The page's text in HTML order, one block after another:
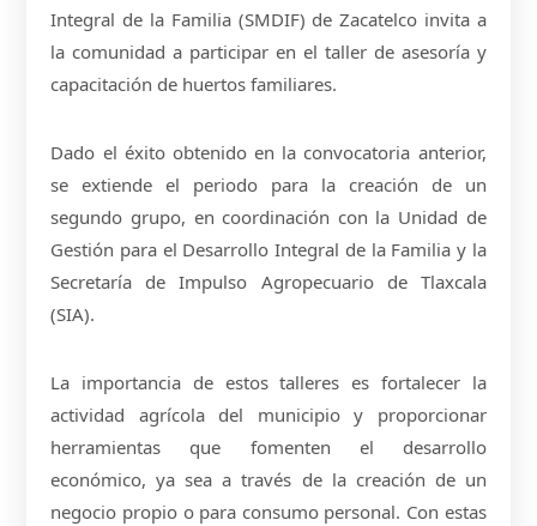
Integral de la Familia (SMDIF) de Zacatelco invita a
la comunidad a participar en el taller de asesoría y
capacitación de huertos familiares.
Dado el éxito obtenido en la convocatoria anterior,
se extiende el periodo para la creación de un
segundo grupo, en coordinación con la Unidad de
Gestión para el Desarrollo Integral de la Familia y la
Secretaría de Impulso Agropecuario de Tlaxcala
(SIA).
La importancia de estos talleres es fortalecer la
actividad agrícola del municipio y proporcionar
herramientas que fomenten el desarrollo
económico, ya sea a través de la creación de un
negocio propio o para consumo personal. Con estas